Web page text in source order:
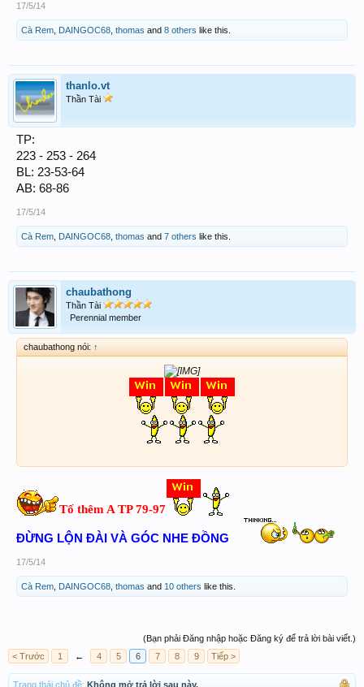
17/5/14
Cà Rem DAINGOC68 thomas and 8 others like this.
thanlo.vt
Thần Tài
TP:
223 - 253 - 264
BL: 23-53-64
AB: 68-86
17/5/14
Cà Rem DAINGOC68 thomas and 7 others like this.
chaubathong
Thần Tài
Perennial member
chaubathong nói: ↑
Tố thêm A TP 79-97
ĐỪNG LỘN ĐÀI VÀ GÓC NHE ĐỒNG
17/5/14
Cà Rem DAINGOC68 thomas and 10 others like this.
(Bạn phải Đăng nhập hoặc Đăng ký để trả lời bài viết.)
< Trước
1 ← 4 5 6 7 8 9 Tiếp >
Trạng thái chủ đề: Không mở trả lời sau này.